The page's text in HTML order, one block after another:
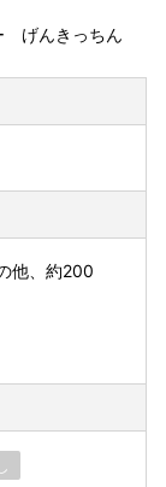
げんきっちん
他、約200